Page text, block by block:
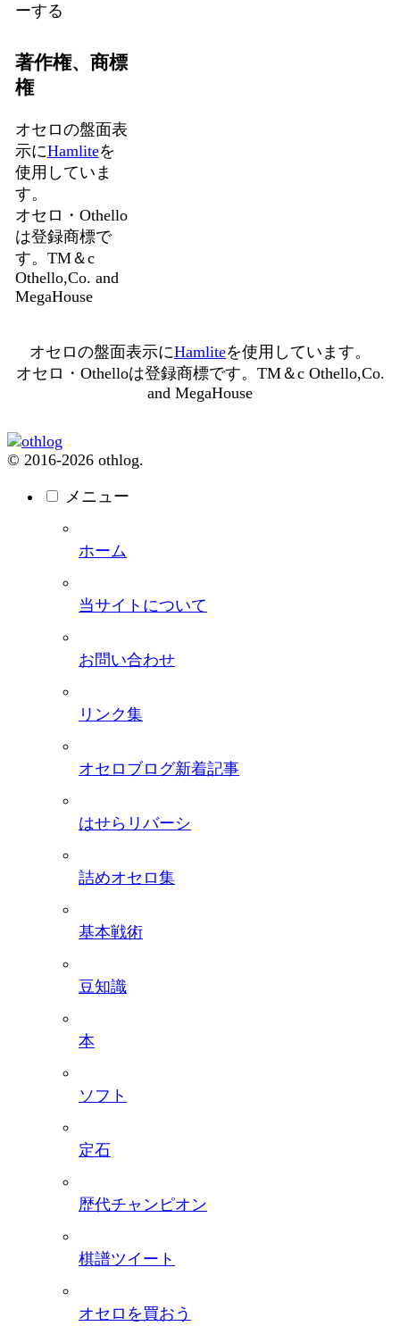
ーする
著作権、商標
権
オセロの盤面表
示にHamliteを
使用していま
す。
オセロ・Othello
は登録商標で
す。TM＆c
Othello,Co. and
MegaHouse
オセロの盤面表示にHamliteを使用しています。
オセロ・Othelloは登録商標です。TM＆c Othello,Co.
and MegaHouse
© 2016-2026 othlog.
メニュー
ホーム
当サイトについて
お問い合わせ
リンク集
オセロブログ新着記事
はせらリバーシ
詰めオセロ集
基本戦術
豆知識
本
ソフト
定石
歴代チャンピオン
棋譜ツイート
オセロを買おう